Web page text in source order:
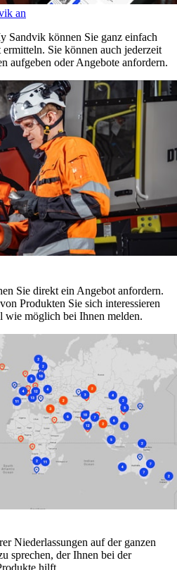
an
Sandvik können Sie ganz einfach
Sie können auch jederzeit
aufgeben oder Angebote anfordern.
Sie direkt ein Angebot anfordern.
Produkten Sie sich interessieren
wie möglich bei Ihnen melden.
Niederlassungen auf der ganzen
sprechen, der Ihnen bei der